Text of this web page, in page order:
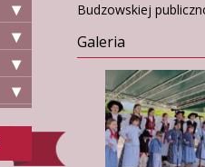
Budzowskiej
Galeria